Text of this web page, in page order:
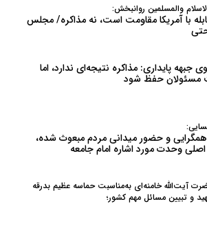
والمسلمین روانبخش:
با آمریکا مقاومت است، نه مذاکره/ مجلس
جبهه پایداری: مذاکره نتیجه‌ای ندارد، اما
مسئولان حفظ شود
و حضور میدانی مردم مبعوث شده،
وحدت مورد اشاره امام جامعه
آیت‌الله خامنه‌ای به‌مناسبت حماسه عظیم بدرقه
و تبیین مسائل مهم کشور؛